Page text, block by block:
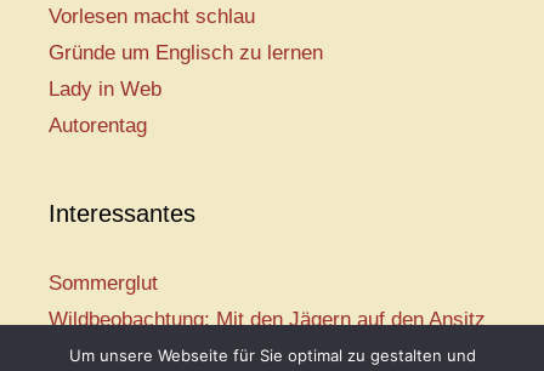
Vorlesen macht schlau
Gründe um Englisch zu lernen
Lady in Web
Autorentag
Interessantes
Sommerglut
Wildbeobachtung: Mit den Jägern auf den Ansitz
Mir ist so heiß
Um unsere Webseite für Sie optimal zu gestalten und